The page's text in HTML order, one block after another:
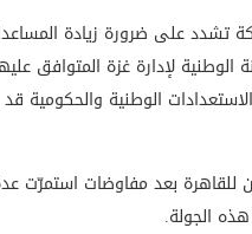
تشدد على ضرورة زيادة
لإدارة غزة المتوافق
الوطنية والحكومية
بعد مفاوضات استمرّت
الجولة.